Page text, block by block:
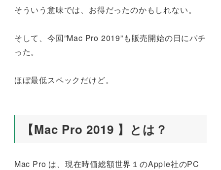
そういう意味では、お得だったのかもしれない。
そして、今回”Mac Pro 2019”も販売開始の日にパチ
った。
ほぼ最低スペックだけど。
【Mac Pro 2019 】とは？
Mac Pro は、現在時価総額世界１のApple社のPC